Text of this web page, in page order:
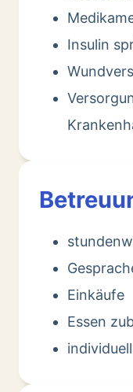
Insulin
Einkäufe
Essen